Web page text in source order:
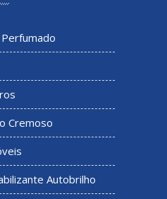
Cremoso
Autobrilho